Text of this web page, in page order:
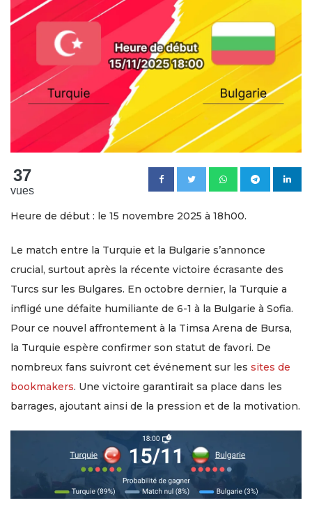
37
vues
Heure de début : le 15 novembre 2025 à 18h00.
Le match entre la Turquie et la Bulgarie s’annonce
crucial, surtout après la récente victoire écrasante des
Turcs sur les Bulgares. En octobre dernier, la Turquie a
infligé une défaite humiliante de 6-1 à la Bulgarie à Sofia.
Pour ce nouvel affrontement à la Timsa Arena de Bursa,
la Turquie espère confirmer son statut de favori. De
nombreux fans suivront cet événement sur les sites de
bookmakers. Une victoire garantirait sa place dans les
barrages, ajoutant ainsi de la pression et de la motivation.